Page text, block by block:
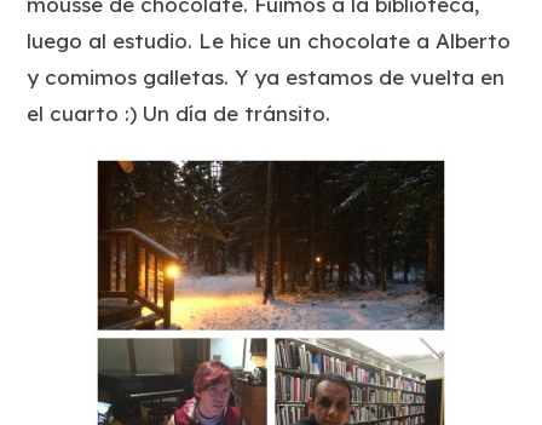
luego al estudio. Le hice un chocolate a Alberto
y comimos galletas. Y ya estamos de vuelta en
el cuarto :) Un día de tránsito.